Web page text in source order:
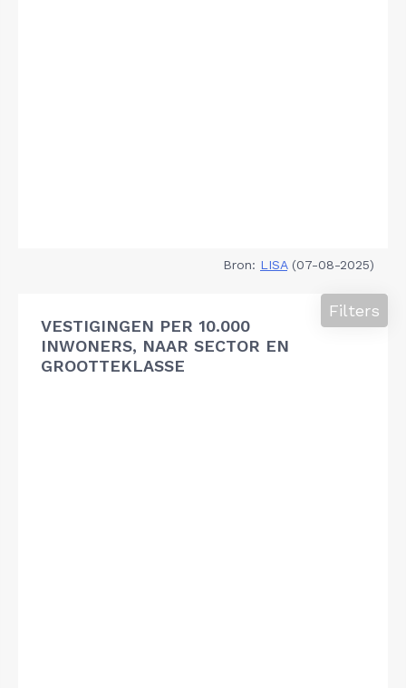
Bron: LISA(07-08-2025)
VESTIGINGEN PER 10.000
INWONERS, NAAR SECTOR EN
GROOTTEKLASSE
Filters